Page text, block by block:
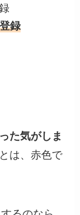
録
た気がしま
は、赤色で